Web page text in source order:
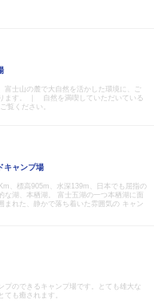
富士山の麓で大自然を活かした環境に、ご
ます。 ｜ 自然を満喫していただいている
覧ください。
キャンプ場
、標高905m、水深139m、日本でも屈指の
な湖、本栖湖。 富士五湖の一つ本栖湖に面
まれた、静かで落ち着いた雰囲気の キャン
プのできるキャンプ場です。とても雄大な
ても癒されます。